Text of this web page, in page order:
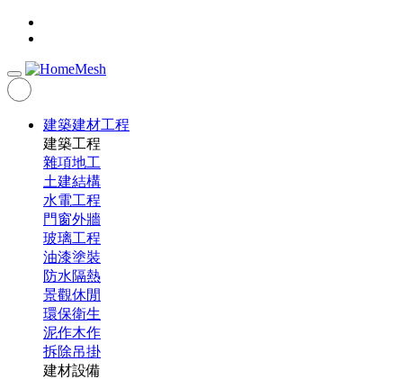
建築建材工程
建築工程
雜項地工
土建結構
水電工程
門窗外牆
玻璃工程
油漆塗裝
防水隔熱
景觀休閒
環保衛生
泥作木作
拆除吊掛
建材設備